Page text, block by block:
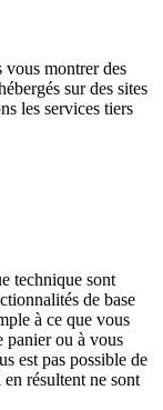
vous montrer des
sur des sites
les services tiers
technique sont
de base
à ce que vous
panier ou à vous
est pas possible de
résultent ne sont